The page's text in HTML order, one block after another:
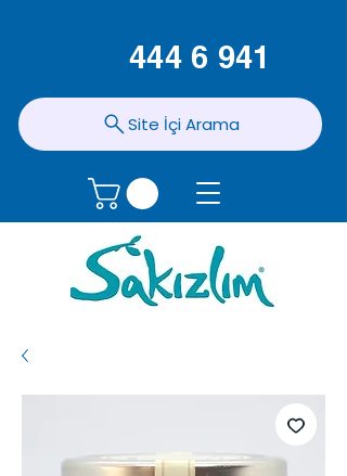
444 6 941
Site İçi Arama